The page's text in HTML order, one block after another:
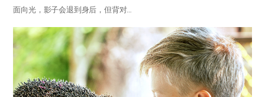
面向光，影子会退到身后，但背对…